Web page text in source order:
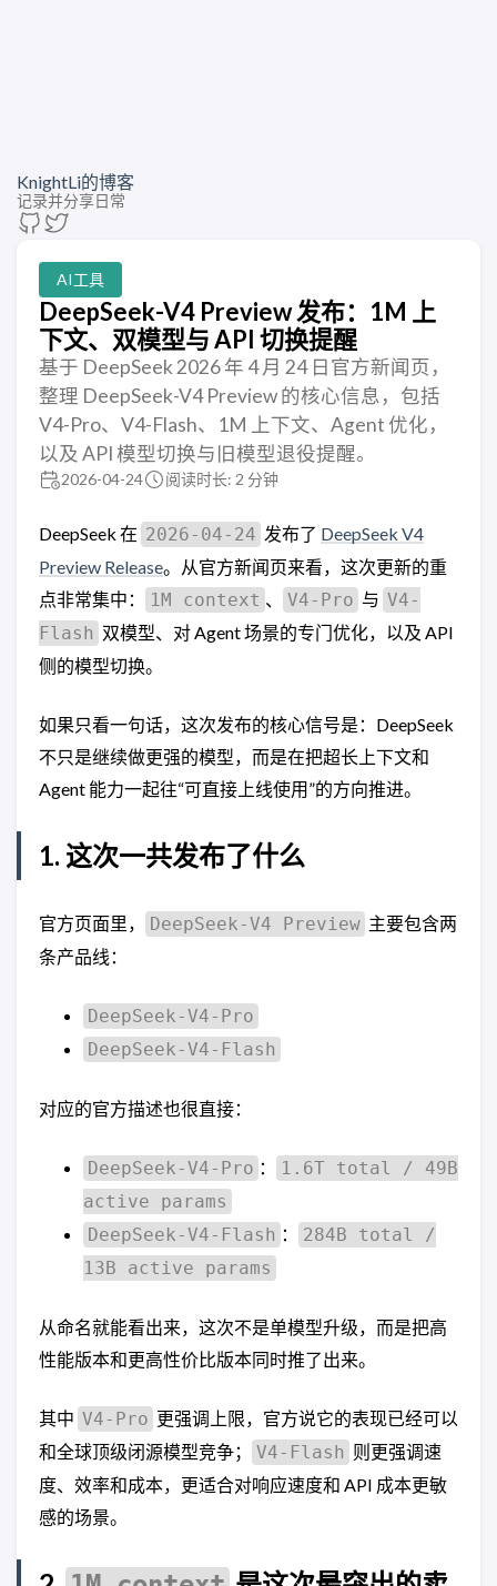
KnightLi的博客
记录并分享日常
AI工具
DeepSeek-V4 Preview 发布：1M 上
下文、双模型与 API 切换提醒
基于 DeepSeek 2026 年 4 月 24 日官方新闻页，
整理 DeepSeek-V4 Preview 的核心信息，包括
V4-Pro、V4-Flash、1M 上下文、Agent 优化，
以及 API 模型切换与旧模型退役提醒。
2026-04-24 阅读时长: 2 分钟
DeepSeek 在 2026-04-24 发布了 DeepSeek V4
Preview Release。从官方新闻页来看，这次更新的重
点非常集中：
1M context 、 V4-Pro 与 V4-
Flash 双模型、对 Agent 场景的专门优化，以及 API
侧的模型切换。
如果只看一句话，这次发布的核心信号是：DeepSeek
不只是继续做更强的模型，而是在把超长上下文和
Agent 能力一起往“可直接上线使用”的方向推进。
1. 这次一共发布了什么
官方页面里， DeepSeek-V4 Preview 主要包含两
条产品线：
DeepSeek-V4-Pro
DeepSeek-V4-Flash
对应的官方描述也很直接：
DeepSeek-V4-Pro ：
1.6T total / 49B
active params
DeepSeek-V4-Flash ：
284B total /
13B active params
从命名就能看出来，这次不是单模型升级，而是把高
性能版本和更高性价比版本同时推了出来。
其中 V4-Pro 更强调上限，官方说它的表现已经可以
和全球顶级闭源模型竞争；
V4-Flash 则更强调速
度、效率和成本，更适合对响应速度和 API 成本更敏
感的场景。